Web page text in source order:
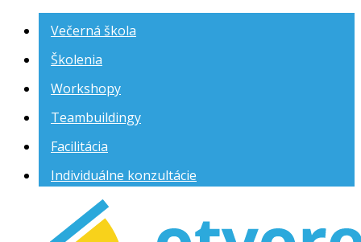
Večerná škola
Školenia
Workshopy
Teambuildingy
Facilitácia
Individuálne konzultácie